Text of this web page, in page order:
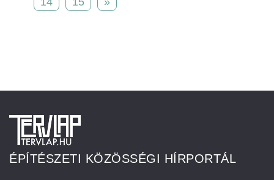
ÉPÍTÉSZETI KÖZÖSSÉGI HÍRPORTÁL